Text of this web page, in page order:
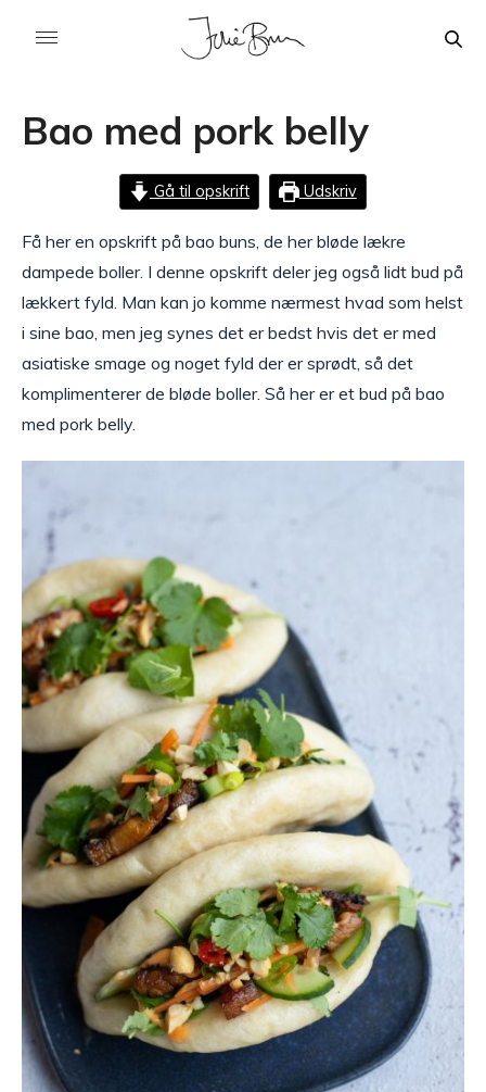
Bao med pork belly
Gå til opskrift Udskriv
Få her en opskrift på bao buns, de her bløde lækre
dampede boller. I denne opskrift deler jeg også lidt bud på
lækkert fyld. Man kan jo komme nærmest hvad som helst
i sine bao, men jeg synes det er bedst hvis det er med
asiatiske smage og noget fyld der er sprødt, så det
komplimenterer de bløde boller. Så her er et bud på bao
med pork belly.